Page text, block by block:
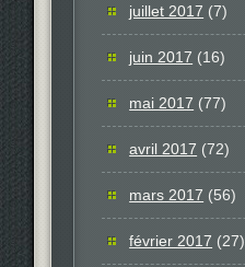
juillet 2017 (7)
juin 2017 (16)
mai 2017 (77)
avril 2017 (72)
mars 2017 (56)
février 2017 (27)